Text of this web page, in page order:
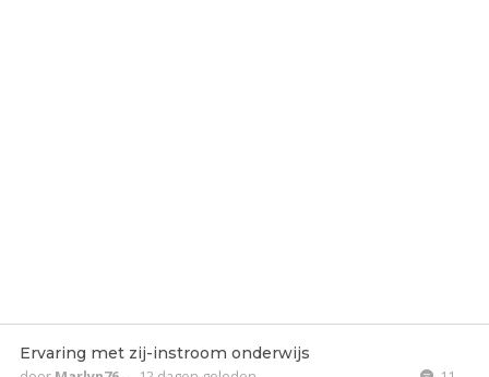
Ervaring met zij-instroom onderwijs